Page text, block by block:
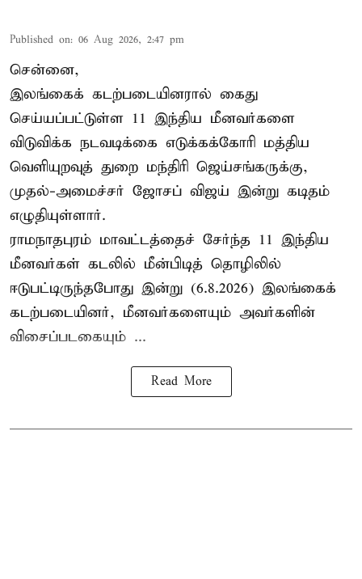
Published on: 06 Aug 2026, 2:47 pm
சென்னை,
இலங்கைக் கடற்படையினரால் கைது
செய்யப்பட்டுள்ள 11 இந்திய மீனவர்களை
விடுவிக்க நடவடிக்கை எடுக்கக்கோரி மத்திய
வெளியுறவுத் துறை மந்திரி ஜெய்சங்கருக்கு,
முதல்-அமைச்சர் ஜோசப் விஜய் இன்று கடிதம்
எழுதியுள்ளார்.
ராமநாதபுரம் மாவட்டத்தைச் சேர்ந்த 11 இந்திய
மீனவர்கள் கடலில் மீன்பிடித் தொழிலில்
ஈடுபட்டிருந்தபோது இன்று (6.8.2026) இலங்கைக்
கடற்படையினர், மீனவர்களையும் அவர்களின்
விசைப்படகையும் ...
Read More